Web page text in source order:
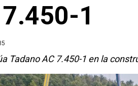
1
Tadano AC 7.450-1 en la